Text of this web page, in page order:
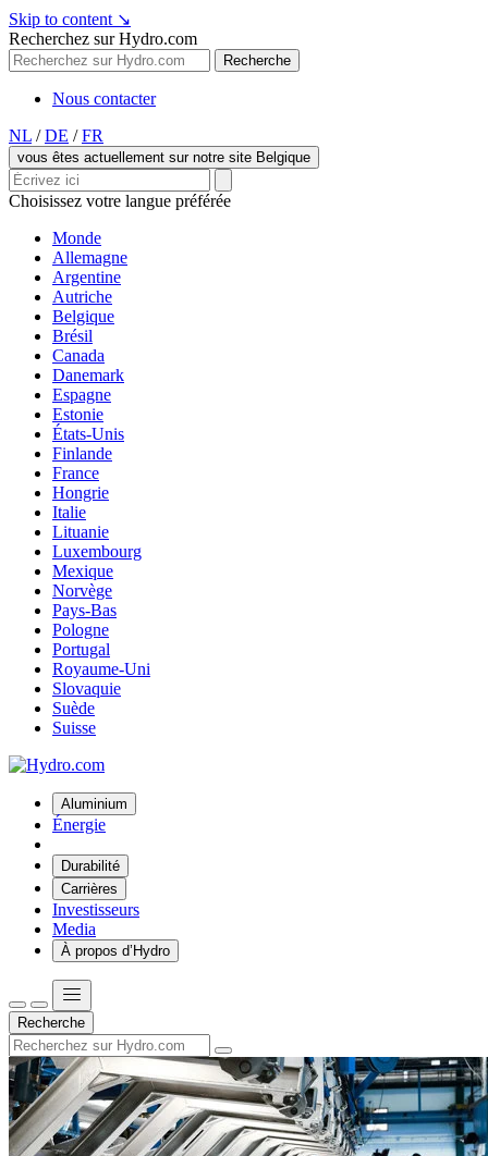
Skip to content ↘
Recherchez sur Hydro.com
Recherche
Nous contacter
NL / DE / FR
vous êtes actuellement sur notre site Belgique
Choisissez votre langue préférée
Monde
Allemagne
Argentine
Autriche
Belgique
Brésil
Canada
Danemark
Espagne
Estonie
États-Unis
Finlande
France
Hongrie
Italie
Lituanie
Luxembourg
Mexique
Norvège
Pays-Bas
Pologne
Portugal
Royaume-Uni
Slovaquie
Suède
Suisse
Aluminium
Énergie
Durabilité
Carrières
Investisseurs
Media
À propos d’Hydro
Recherche